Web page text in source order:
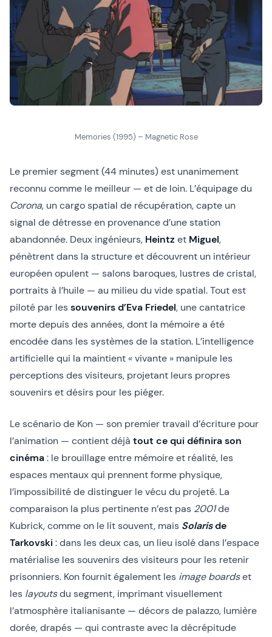
Memories (1995) – Magnetic Rose
Le premier segment (44 minutes) est unanimement
reconnu comme le meilleur — et de loin. L’équipage du
Corona, un cargo spatial de récupération, capte un
signal de détresse en provenance d’une station
abandonnée. Deux ingénieurs, Heintz et Miguel,
pénètrent dans la structure et découvrent un intérieur
européen opulent — salons baroques, lustres de cristal,
portraits à l’huile — au milieu du vide spatial. Tout est
piloté par lessouvenirs d’Eva Friedel, une cantatrice
morte depuis des années, dont la mémoire a été
encodée dans les systèmes de la station. L’intelligence
artificielle qui la maintient « vivante » manipule les
perceptions des visiteurs, projetant leurs propres
souvenirs et désirs pour les piéger.
Le scénario de Kon — son premier travail d’écriture pour
l’animation — contient déjà tout ce qui définira son
cinéma: le brouillage entre mémoire et réalité, les
espaces mentaux qui prennent forme physique,
l’impossibilité de distinguer le vécu du projeté. La
comparaison la plus pertinente n’est pas 2001de
Kubrick, comme on le lit souvent, mais Solarisde
Tarkovski: dans les deux cas, un lieu isolé dans l’espace
matérialise les souvenirs des visiteurs pour les retenir
prisonniers. Kon fournit également les image boardset
les layoutsdu segment, imprimant visuellement
l’atmosphère italianisante — décors de palazzo, lumière
dorée, drapés — qui contraste avec la décrépitude